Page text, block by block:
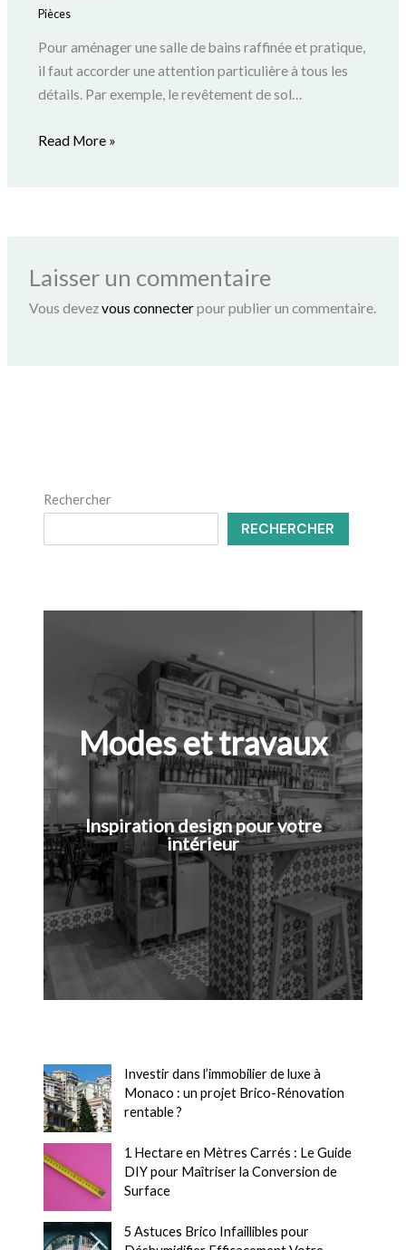
Pièces
Pour aménager une salle de bains raffinée et pratique,
il faut accorder une attention particulière à tous les
détails. Par exemple, le revêtement de sol…
Read More »
Laisser un commentaire
Vous devezvous connecterpour publier un commentaire.
Rechercher
RECHERCHER
Modes et travaux
Inspiration design pour votre
intérieur
Investir dans l’immobilier de luxe à
Monaco : un projet Brico-Rénovation
rentable ?
1 Hectare en Mètres Carrés : Le Guide
DIY pour Maîtriser la Conversion de
Surface
5 Astuces Brico Infaillibles pour